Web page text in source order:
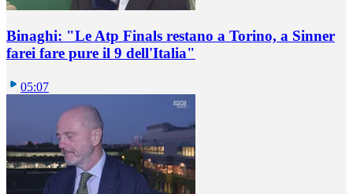
Binaghi: "Le Atp Finals restano a Torino, a Sinner
farei fare pure il 9 dell'Italia"
05:07